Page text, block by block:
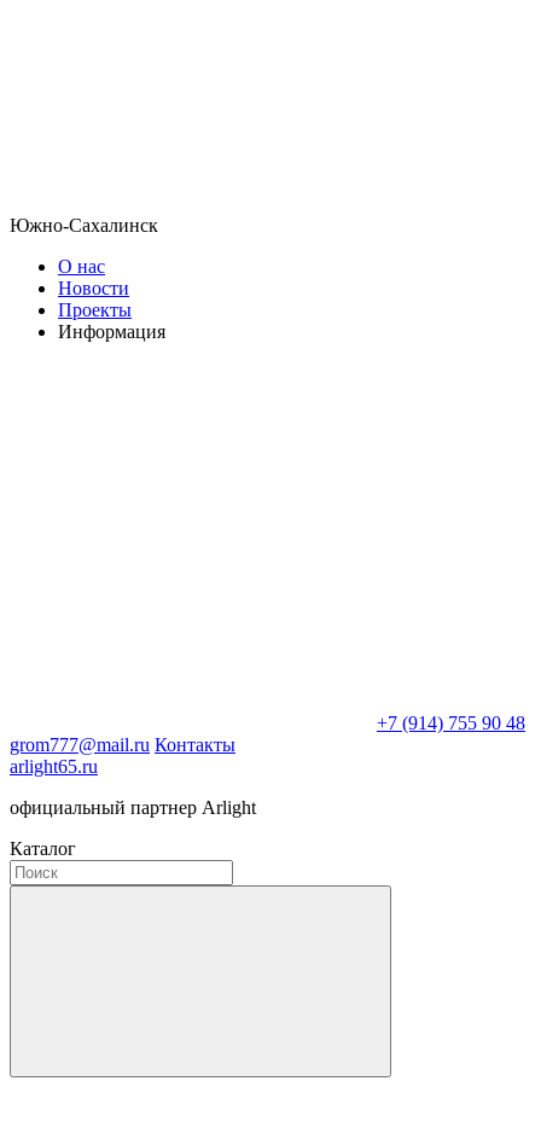
Южно-Сахалинск
О нас
Новости
Проекты
Информация
+7 (914) 755 90 48
grom777@mail.ru Контакты
arlight65.ru
официальный партнер Arlight
Каталог